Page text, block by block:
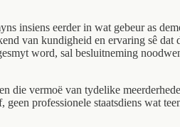
insiens eerder in wat gebeur as
van kundigheid en ervaring sê dat
word, sal besluitneming
die vermoë van tydelike
professionele staatsdiens wat